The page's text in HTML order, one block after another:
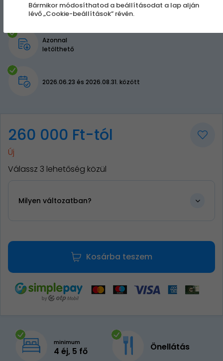
Azonnal
letölthető
2026.06.23 és 2026.08.31. között
260 000 Ft-tól
Új
Válassz 3 lehetőség közül
Milyen változatban?
Kosárba teszem
minimum
4 éj, 5 fő Önellátás
Bármikor módosíthatod a beállításodat a lap alján
lévő „Cookie-beállítások” révén.